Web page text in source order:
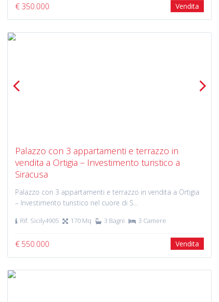
€ 350.000 Vendita
Palazzo con 3 appartamenti e terrazzo in
vendita a Ortigia – Investimento turistico a
Siracusa
Palazzo con 3 appartamenti e terrazzo in vendita a Ortigia
– Investimento turistico nel cuore di S...
Rif. Sicily4905 170 Mq 3 Bagni 3 Camere
€ 550.000 Vendita